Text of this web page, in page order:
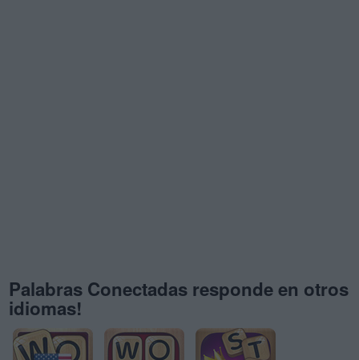
Palabras Conectadas responde en otros
idiomas!